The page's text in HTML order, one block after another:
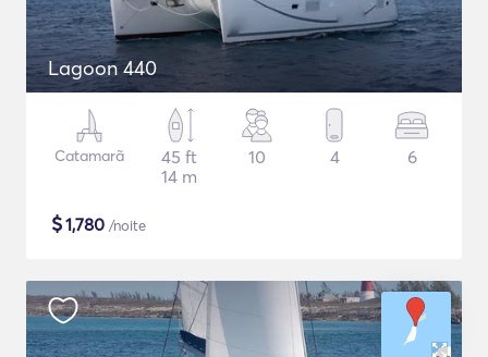
Lagoon 440
Catamarã
45 ft
14 m
10 4 6
$1,780 /noite